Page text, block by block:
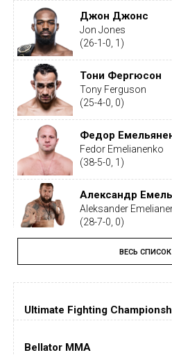
Джон Джонс
Jon Jones
(26-1-0, 1)
Тони Фергюсон
Tony Ferguson
(25-4-0, 0)
Федор
Fedor Emelianenko
(38-5-0, 1)
Александр
Aleksander
(28-7-0, 0)
Тайрон Вудли
Tyron Woodley
(19-5-1, 0)
Дастин Порье
(26-6-0, 1)
ВЕСЬ
Ultimate Fighting
Bellator MMA